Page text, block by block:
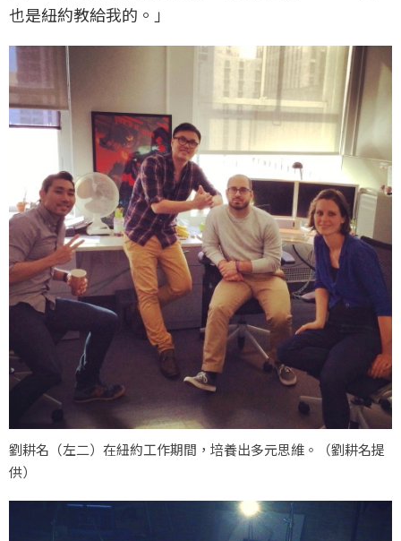
也是紐約教給我的。」
劉耕名（左二）在紐約工作期間，培養出多元思維。（劉耕名提
供）